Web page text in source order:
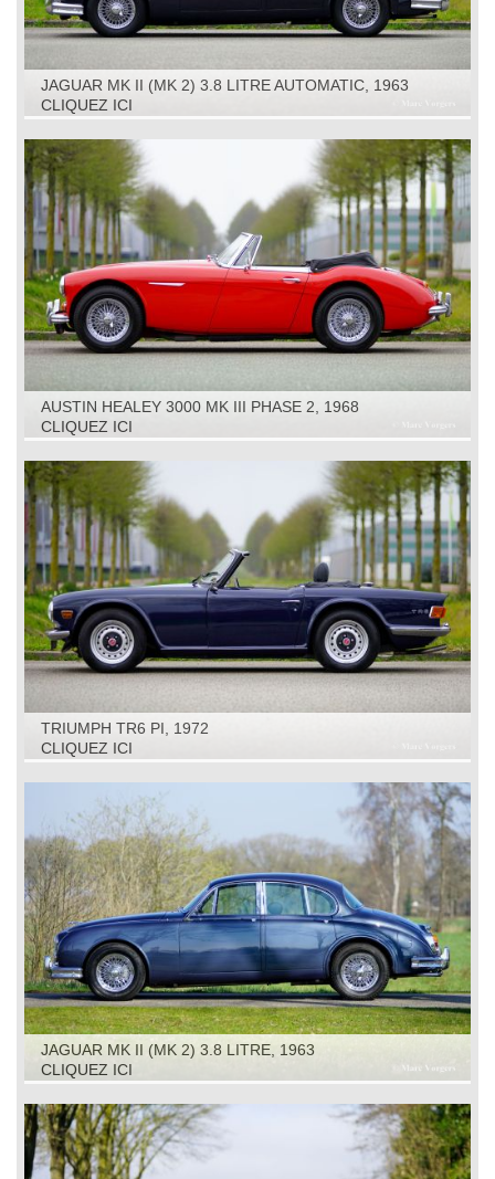
JAGUAR MK II (MK 2) 3.8 LITRE AUTOMATIC, 1963
CLIQUEZ ICI
AUSTIN HEALEY 3000 MK III PHASE 2, 1968
CLIQUEZ ICI
TRIUMPH TR6 PI, 1972
CLIQUEZ ICI
JAGUAR MK II (MK 2) 3.8 LITRE, 1963
CLIQUEZ ICI